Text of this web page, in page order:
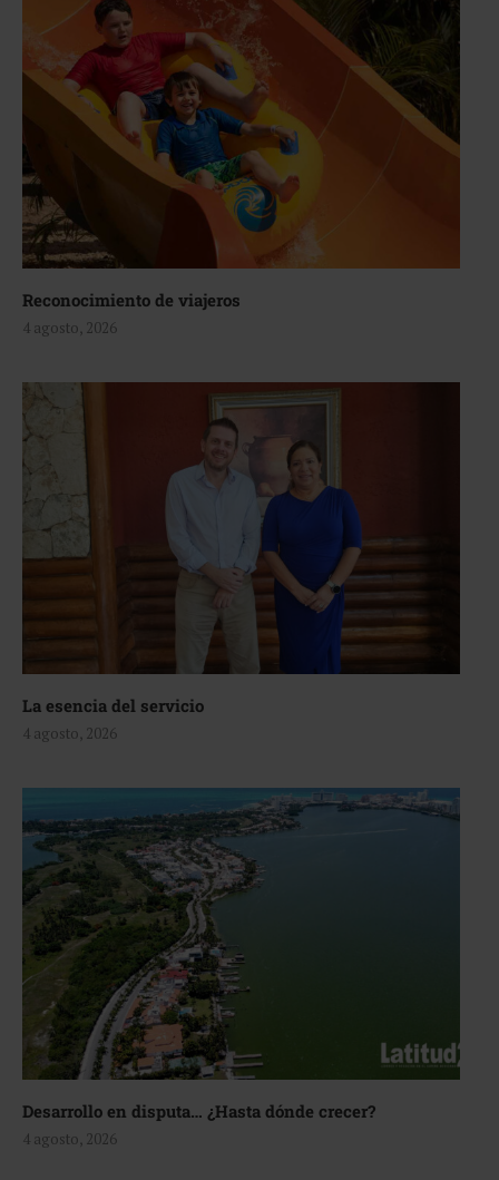
Reconocimiento de viajeros
4 agosto, 2026
La esencia del servicio
4 agosto, 2026
Desarrollo en disputa… ¿Hasta dónde crecer?
4 agosto, 2026